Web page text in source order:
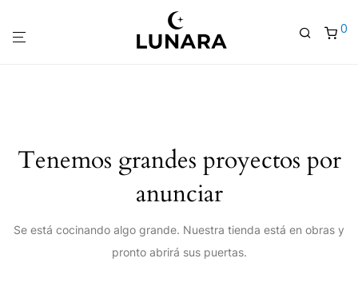
0
Tenemos grandes proyectos por
anunciar
Se está cocinando algo grande. Nuestra tienda está en obras y
pronto abrirá sus puertas.